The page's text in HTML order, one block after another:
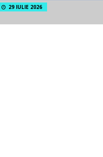
29 IULIE 2026